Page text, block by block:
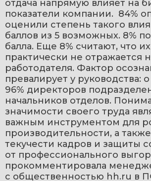
отдача напрямую влияет на
показатели компании.  84%
оценили степень такого
баллов из 5 возможных. 8%
балла. Еще 8% считают, что
практически не отражается
работодателя. Фактор
превалирует у руководства:
96% директоров
начальников отделов.
значимости своего труда
важным инструментом для
производительности, а
текучести кадров и защиты
от профессионального
прокомментировала
с общественностью hh.ru в